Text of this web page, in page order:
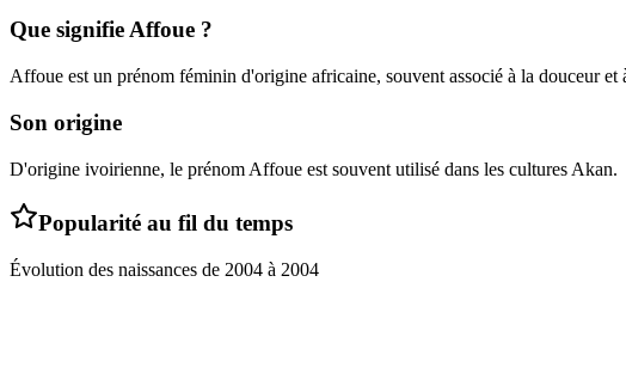
Que signifieAffoue ?
Affoue est un prénom féminin d'origine africaine, souvent associé à la douceur et
Son origine
D'origine ivoirienne, le prénom Affoue est souvent utilisé dans les cultures Akan.
Popularité au fil du temps
Évolution des naissances de 2004 à 2004